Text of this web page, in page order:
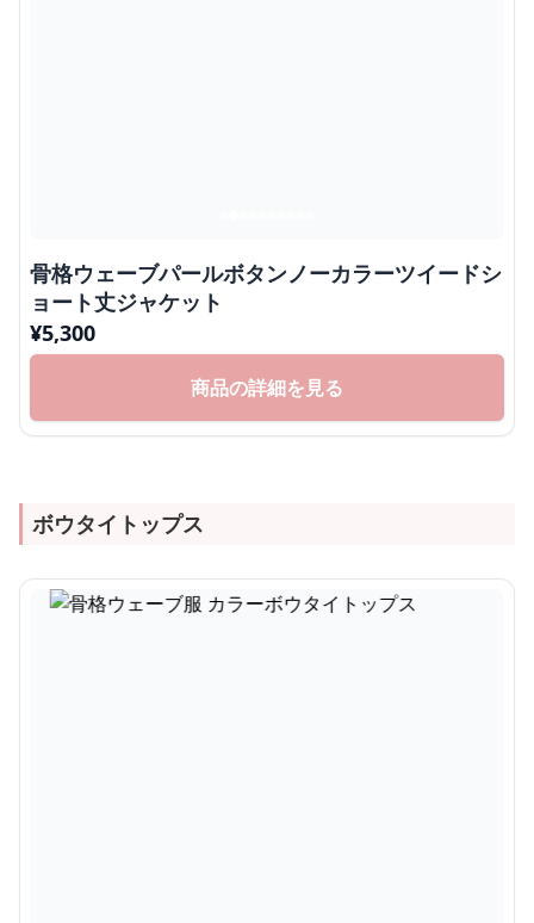
骨格ウェーブパールボタンノーカラーツイードシ
ョート丈ジャケット
¥5,300
商品の詳細を見る
ボウタイトップス